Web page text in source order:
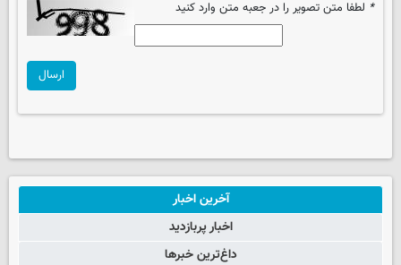
* لطفا متن تصویر را در جعبه متن وارد کنید
ارسال
آخرین اخبار
اخبار پربازدید
داغ‌ترین خبرها